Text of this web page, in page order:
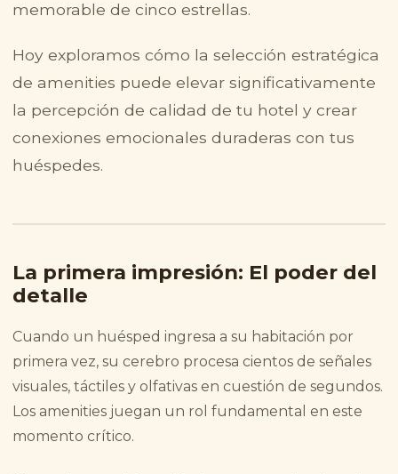
memorable de cinco estrellas.
Hoy exploramos cómo la selección estratégica
de amenities puede elevar significativamente
la percepción de calidad de tu hotel y crear
conexiones emocionales duraderas con tus
huéspedes.
La primera impresión: El poder del
detalle
Cuando un huésped ingresa a su habitación por
primera vez, su cerebro procesa cientos de señales
visuales, táctiles y olfativas en cuestión de segundos.
Los amenities juegan un rol fundamental en este
momento crítico.